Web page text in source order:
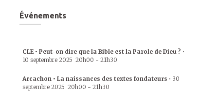
Événements
CLE • Peut-on dire que la Bible est la Parole de Dieu ? •
10 septembre 2025 20h00 - 21h30
Arcachon • La naissances des textes fondateurs • 30
septembre 2025 20h00 - 21h30